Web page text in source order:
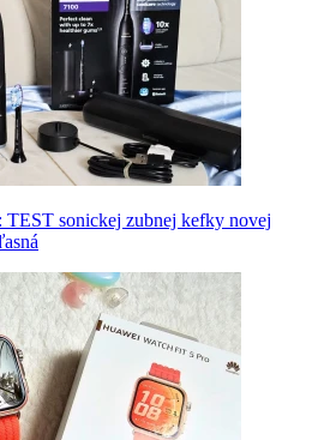
TEST sonickej zubnej kefky novej